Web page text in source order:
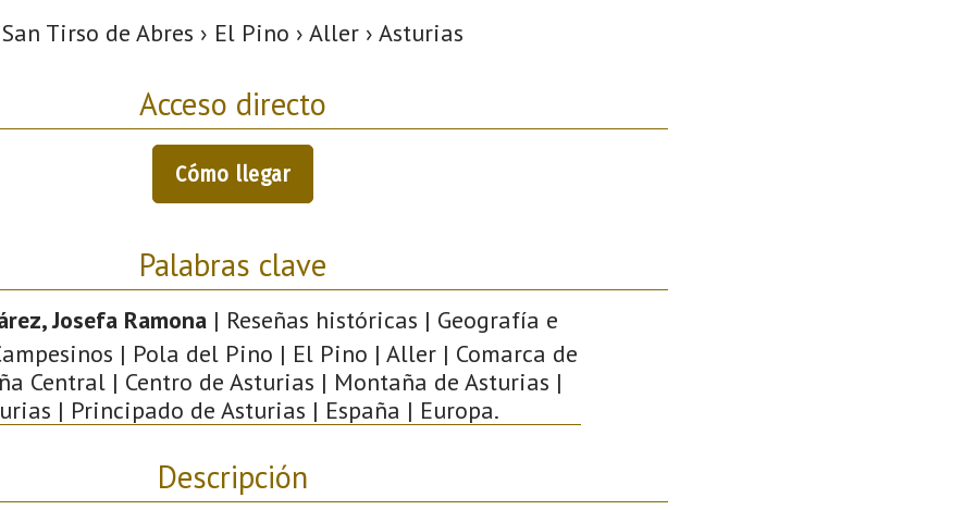
San Tirso de Abres › El Pino › Aller › Asturias
Acceso directo
Cómo llegar
Palabras clave
Josefa Ramona | Reseñas históricas | Geografía e
| Pola del Pino | El Pino | Aller | Comarca de
Central | Centro de Asturias | Montaña de Asturias |
| Principado de Asturias | España | Europa.
Descripción